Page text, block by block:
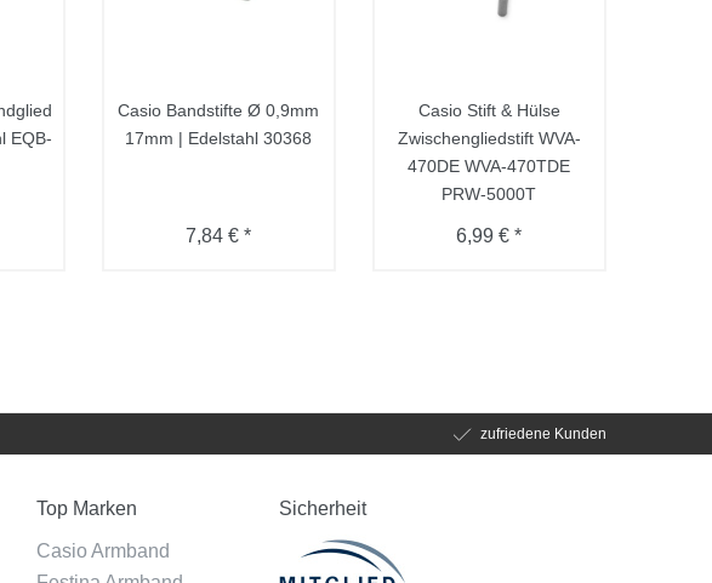
EQB-
Casio Bandstifte Ø 0,9mm
17mm | Edelstahl 30368
7,84 € *
Casio Stift & Hülse
Zwischengliedstift WVA-
470DE WVA-470TDE
PRW-5000T
6,99 € *
zufriedene Kunden
Top Marken
Casio Armband
Sicherheit